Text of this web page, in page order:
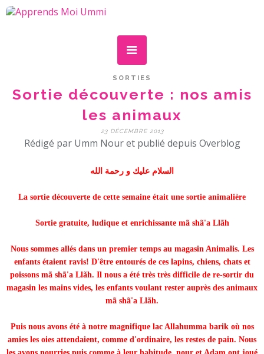
SORTIES
Sortie découverte : nos amis
les animaux
23 DÉCEMBRE 2013
Rédigé par Umm Nour et publié depuis Overblog
السلام عليك و رحمة الله
La sortie découverte de cette semaine était une sortie animalière
Sortie gratuite, ludique et enrichissante mã shã'a Llãh
Nous sommes allés dans un premier temps au magasin Animalis. Les
enfants étaient ravis! D'être entourés de ces lapins, chiens, chats et
poissons mã shã'a Llãh. Il nous a été très très difficile de re-sortir du
magasin les mains vides, les enfants voulant rester auprès des animaux
mã shã'a Llãh.
Puis nous avons été à notre magnifique lac Allahumma barik où nos
amies les oies attendaient, comme d'ordinaire, les restes de pain. Nous